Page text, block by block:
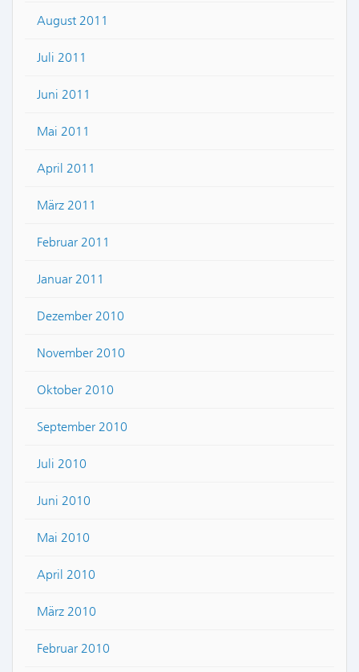
August 2011
Juli 2011
Juni 2011
Mai 2011
April 2011
März 2011
Februar 2011
Januar 2011
Dezember 2010
November 2010
Oktober 2010
September 2010
Juli 2010
Juni 2010
Mai 2010
April 2010
März 2010
Februar 2010